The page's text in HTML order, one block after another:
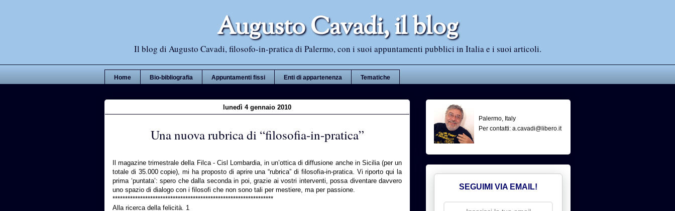
Augusto Cavadi, il blog
Il blog di Augusto Cavadi, filosofo-in-pratica di Palermo, con i suoi appuntamenti pubblici in Italia e i suoi articoli.
Home Bio-bibliografia Appuntamenti fissi Enti di appartenenza Tematiche
lunedì 4 gennaio 2010
Una nuova rubrica di “filosofia-in-pratica”
Il magazine trimestrale della Filca - Cisl Lombardia, in un’ottica di diffusione anche in Sicilia (per un
totale di 35.000 copie), mi ha proposto di aprire una “rubrica” di filosofia-in-pratica. Vi riporto qui la
prima ‘puntata’: spero che dalla seconda in poi, grazie ai vostri interventi, possa diventare davvero
uno spazio di dialogo con i filosofi che non sono tali per mestiere, ma per passione.
****************************************************************
Alla ricerca della felicità. 1
Palermo, Italy
Per contatti: a.cavadi@libero.it
SEGUIMI VIA EMAIL!